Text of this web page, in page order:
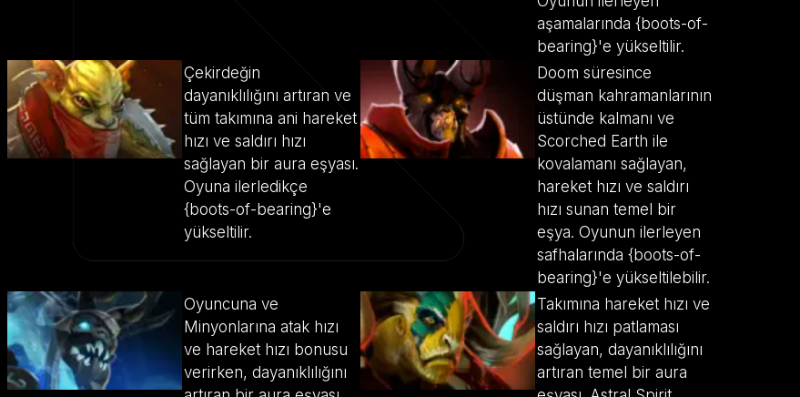
aşamalarında {boots-of-
bearing}'e yükseltilir.
Çekirdeğin
dayanıklılığını artıran ve
tüm takımına ani hareket
hızı ve saldırı hızı
sağlayan bir aura eşyası.
Oyuna ilerledikçe
{boots-of-bearing}'e
yükseltilir.
Doom süresince
düşman kahramanlarının
üstünde kalmanı ve
Scorched Earth ile
kovalamanı sağlayan,
hareket hızı ve saldırı
hızı sunan temel bir
eşya. Oyunun ilerleyen
safhalarında {boots-of-
bearing}'e yükseltilebilir.
Oyuncuna ve
Minyonlarına atak hızı
ve hareket hızı bonusu
verirken, dayanıklılığını
Takımına hareket hızı ve
saldırı hızı patlaması
sağlayan, dayanıklılığını
artıran temel bir aura